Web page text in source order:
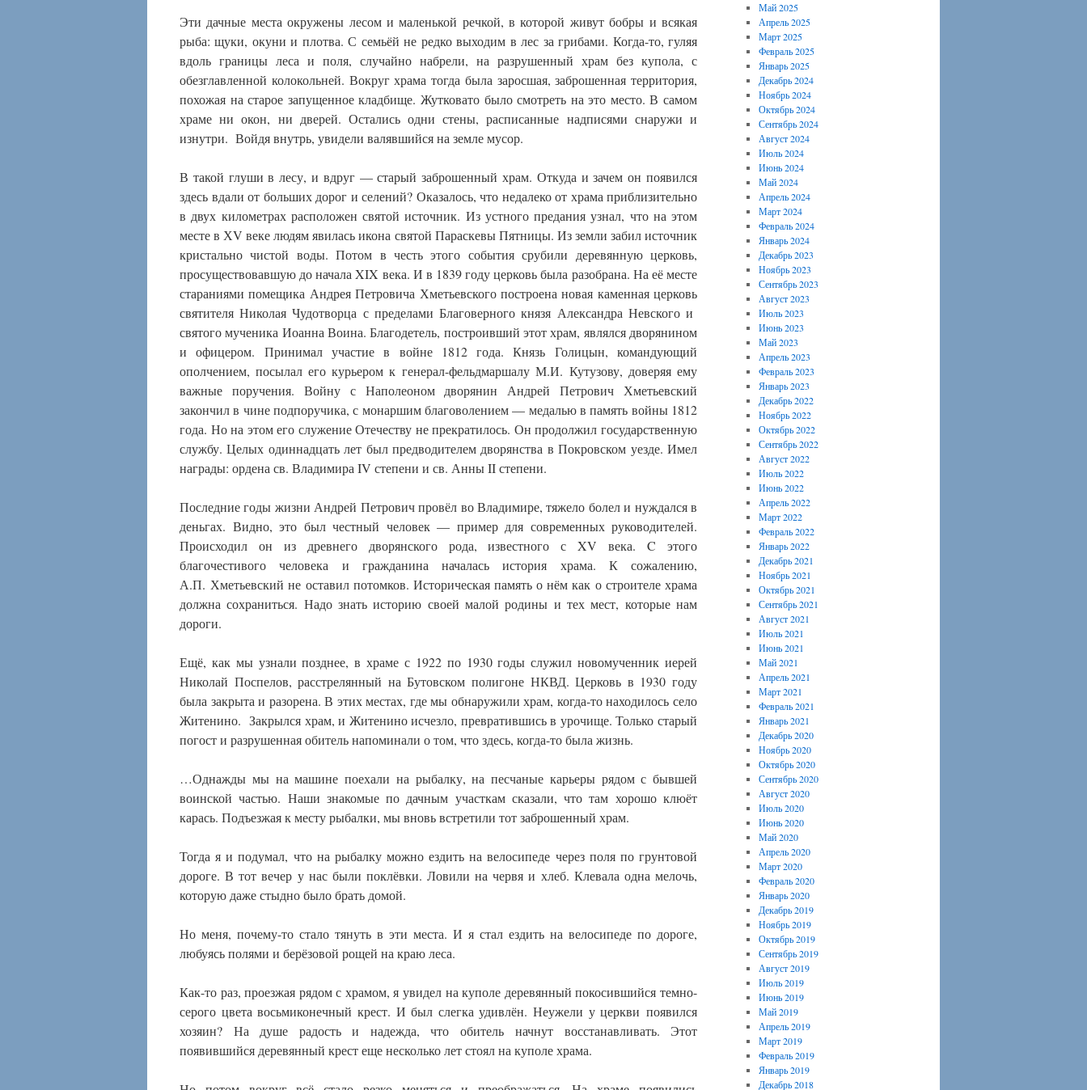
Эти дачные места окружены лесом и маленькой речкой, в которой живут бобры и всякая
рыба: щуки, окуни и плотва. С семьёй не редко выходим в лес за грибами. Когда-то, гуляя
вдоль границы леса и поля, случайно набрели, на разрушенный храм без купола, с
обезглавленной колокольней. Вокруг храма тогда была заросшая, заброшенная территория,
похожая на старое запущенное кладбище. Жутковато было смотреть на это место. В самом
храме ни окон, ни дверей. Остались одни стены, расписанные надписями снаружи и
изнутри. Войдя внутрь, увидели валявшийся на земле мусор.
В такой глуши в лесу, и вдруг — старый заброшенный храм. Откуда и зачем он появился
здесь вдали от больших дорог и селений? Оказалось, что недалеко от храма приблизительно
в двух километрах расположен святой источник. Из устного предания узнал, что на этом
месте в ХV веке людям явилась икона святой Параскевы Пятницы. Из земли забил источник
кристально чистой воды. Потом в честь этого события срубили деревянную церковь,
просуществовавшую до начала XIX века. И в 1839 году церковь была разобрана. На её месте
стараниями помещика Андрея Петровича Хметьевского построена новая каменная церковь
святителя Николая Чудотворца с пределами Благоверного князя Александра Невского и
святого мученика Иоанна Воина. Благодетель, построивший этот храм, являлся дворянином
и офицером. Принимал участие в войне 1812 года. Князь Голицын, командующий
ополчением, посылал его курьером к генерал-фельдмаршалу М.И. Кутузову, доверяя ему
важные поручения. Войну с Наполеоном дворянин Андрей Петрович Хметьевский
закончил в чине подпоручика, с монаршим благоволением — медалью в память войны 1812
года. Но на этом его служение Отечеству не прекратилось. Он продолжил государственную
службу. Целых одиннадцать лет был предводителем дворянства в Покровском уезде. Имел
награды: ордена св. Владимира IV степени и св. Анны II степени.
Последние годы жизни Андрей Петрович провёл во Владимире, тяжело болел и нуждался в
деньгах. Видно, это был честный человек — пример для современных руководителей.
Происходил он из древнего дворянского рода, известного с XV века. C этого
благочестивого человека и гражданина началась история храма. К сожалению,
А.П. Хметьевский не оставил потомков. Историческая память о нём как о строителе храма
должна сохраниться. Надо знать историю своей малой родины и тех мест, которые нам
дороги.
Ещё, как мы узнали позднее, в храме с 1922 по 1930 годы служил новомученник иерей
Николай Поспелов, расстрелянный на Бутовском полигоне НКВД. Церковь в 1930 году
была закрыта и разорена. В этих местах, где мы обнаружили храм, когда-то находилось село
Житенино. Закрылся храм, и Житенино исчезло, превратившись в урочище. Только старый
погост и разрушенная обитель напоминали о том, что здесь, когда-то была жизнь.
…Однажды мы на машине поехали на рыбалку, на песчаные карьеры рядом с бывшей
воинской частью. Наши знакомые по дачным участкам сказали, что там хорошо клюёт
карась. Подъезжая к месту рыбалки, мы вновь встретили тот заброшенный храм.
Тогда я и подумал, что на рыбалку можно ездить на велосипеде через поля по грунтовой
дороге. В тот вечер у нас были поклёвки. Ловили на червя и хлеб. Клевала одна мелочь,
которую даже стыдно было брать домой.
Но меня, почему-то стало тянуть в эти места. И я стал ездить на велосипеде по дороге,
любуясь полями и берёзовой рощей на краю леса.
Как-то раз, проезжая рядом с храмом, я увидел на куполе деревянный покосившийся темно-
серого цвета восьмиконечный крест. И был слегка удивлён. Неужели у церкви появился
хозяин? На душе радость и надежда, что обитель начнут восстанавливать. Этот
появившийся деревянный крест еще несколько лет стоял на куполе храма.
Май 2025
Апрель 2025
Март 2025
Февраль 2025
Январь 2025
Декабрь 2024
Ноябрь 2024
Октябрь 2024
Сентябрь 2024
Август 2024
Июль 2024
Июнь 2024
Май 2024
Апрель 2024
Март 2024
Февраль 2024
Январь 2024
Декабрь 2023
Ноябрь 2023
Сентябрь 2023
Август 2023
Июль 2023
Июнь 2023
Май 2023
Апрель 2023
Февраль 2023
Январь 2023
Декабрь 2022
Ноябрь 2022
Октябрь 2022
Сентябрь 2022
Август 2022
Июль 2022
Июнь 2022
Апрель 2022
Март 2022
Февраль 2022
Январь 2022
Декабрь 2021
Ноябрь 2021
Октябрь 2021
Сентябрь 2021
Август 2021
Июль 2021
Июнь 2021
Май 2021
Апрель 2021
Март 2021
Февраль 2021
Январь 2021
Декабрь 2020
Ноябрь 2020
Октябрь 2020
Сентябрь 2020
Август 2020
Июль 2020
Июнь 2020
Май 2020
Апрель 2020
Март 2020
Февраль 2020
Январь 2020
Декабрь 2019
Ноябрь 2019
Октябрь 2019
Сентябрь 2019
Август 2019
Июль 2019
Июнь 2019
Май 2019
Апрель 2019
Март 2019
Февраль 2019
Январь 2019
Декабрь 2018